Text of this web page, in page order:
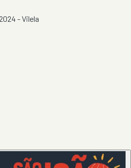
- Vilela